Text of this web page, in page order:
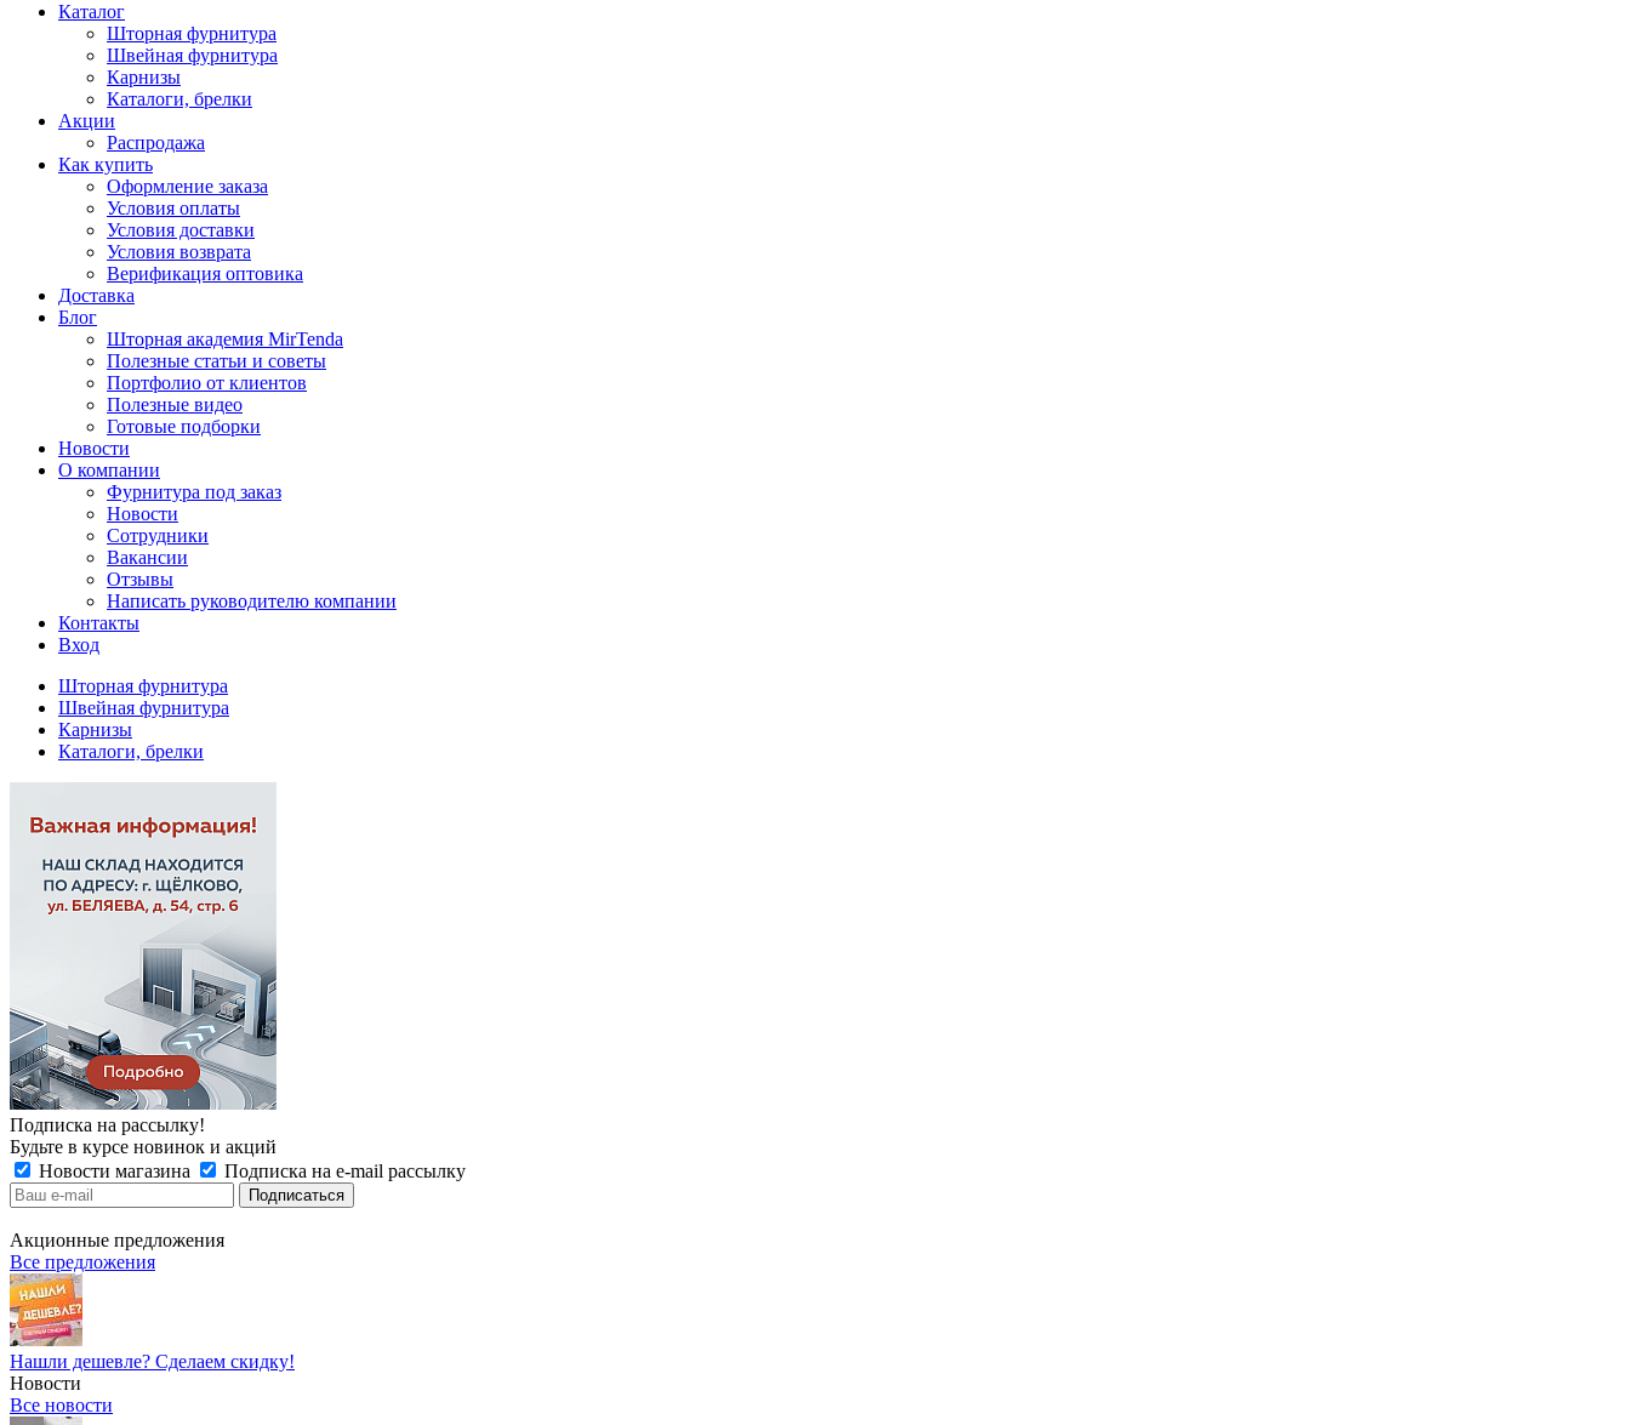
Каталог
Шторная фурнитура
Швейная фурнитура
Карнизы
Каталоги, брелки
Акции
Распродажа
Как купить
Оформление заказа
Условия оплаты
Условия доставки
Условия возврата
Верификация оптовика
Доставка
Блог
Шторная академия MirTenda
Полезные статьи и советы
Портфолио от клиентов
Полезные видео
Готовые подборки
Новости
О компании
Фурнитура под заказ
Новости
Сотрудники
Вакансии
Отзывы
Написать руководителю компании
Контакты
Вход
Шторная фурнитура
Швейная фурнитура
Карнизы
Каталоги, брелки
Подписка на рассылку!
Будьте в курсе новинок и акций
Новости магазина
Подписка на e-mail рассылку
Акционные предложения
Все предложения
Нашли дешевле? Сделаем скидку!
Новости
Все новости